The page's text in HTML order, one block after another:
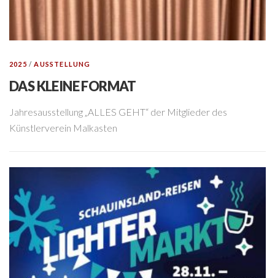
2025 /AUSSTELLUNG
DAS KLEINE FORMAT
Jahresausstellung „ALLES GEHT“ der Mitglieder des
Künstlerverein Malkasten